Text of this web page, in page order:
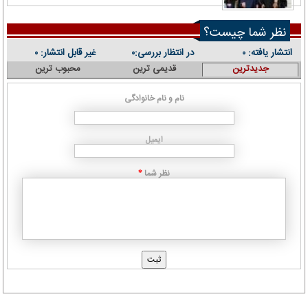
نظر شما چیست؟
انتشار یافته: ۰ در انتظار بررسی:۰ غیر قابل انتشار: ۰
جدیدترین قدیمی ترین محبوب ترین
نام و نام خانوادگی
ایمیل
نظر شما *